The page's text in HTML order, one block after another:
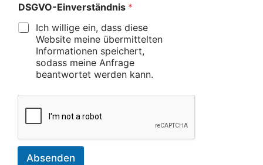
DSGVO-Einverständnis *
Ich willige ein, dass diese
Website meine übermittelten
Informationen speichert,
sodass meine Anfrage
beantwortet werden kann.
Absenden